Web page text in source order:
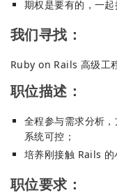
期权是要有的，一起
我们寻找：
Ruby on Rails 高级工
职位描述：
全程参与需求分析
系统可控；
培养刚接触 Rails 的
职位要求：